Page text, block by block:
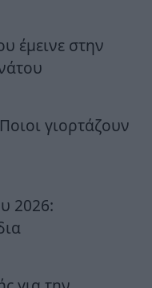
έμεινε στην
γιορτάζουν
2026: